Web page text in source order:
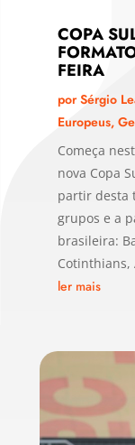
COPA
FEIRA
porSérgio
Europeus,
Começa
nova Copa
partir desta
grupos e a
brasileira:
Cotinthians,
ler mais